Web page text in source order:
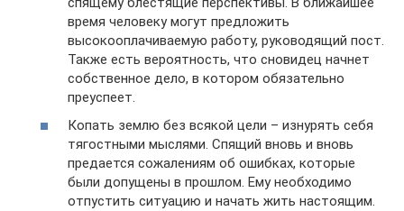
время человеку могут предложить
высокооплачиваемую работу, руководящий пост.
Также есть вероятность, что сновидец начнет
собственное дело, в котором обязательно
преуспеет.
Копать землю без всякой цели – изнурять себя
тягостными мыслями. Спящий вновь и вновь
предается сожалениям об ошибках, которые
были допущены в прошлом. Ему необходимо
отпустить ситуацию и начать жить настоящим.